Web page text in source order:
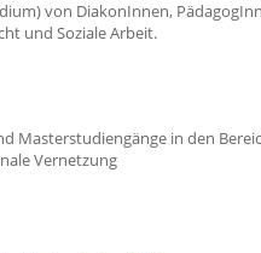
von DiakonInnen,
und Soziale Arbeit.
Masterstudiengänge in den
Vernetzung